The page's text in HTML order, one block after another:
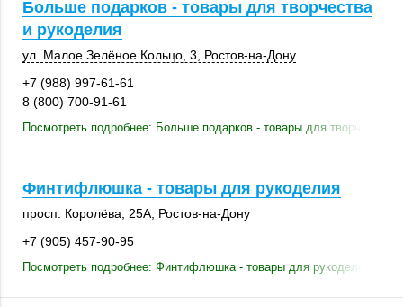
Больше подарков - товары для творчества
и рукоделия
ул. Малое Зелёное Кольцо, 3, Ростов-на-Дону
+7 (988) 997-61-61
8 (800) 700-91-61
Посмотреть подробнее: Больше подарков - товары для творчества
Финтифлюшка - товары для рукоделия
просп. Королёва 25А Ростов-на-Дону
+7 (905) 457-90-95
Посмотреть подробнее: Финтифлюшка - товары для рукоделия